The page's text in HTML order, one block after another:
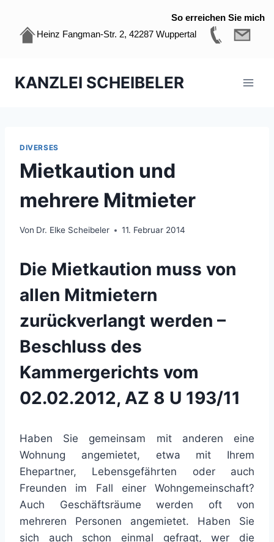
So erreichen Sie mich
Heinz Fangman-Str. 2, 42287 Wuppertal
InhaltKANZLEI SCHEIBELER
DIVERSES
Mietkaution und
mehrere Mitmieter
Von Dr. Elke Scheibeler 11. Februar 2014
Die Mietkaution muss von
allen Mitmietern
zurückverlangt werden –
Beschluss des
Kammergerichts vom
02.02.2012, AZ 8 U 193/11
Haben Sie gemeinsam mit anderen eine
Wohnung angemietet, etwa mit Ihrem
Ehepartner, Lebensgefährten oder auch
Freunden im Fall einer Wohngemeinschaft?
Auch Geschäftsräume werden oft von
mehreren Personen angemietet. Haben Sie
sich auch schon einmal gefragt, wer die